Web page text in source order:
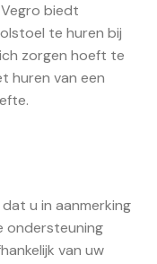
biedt
te huren bij
zorgen hoeft te
huren van een
u in aanmerking
ondersteuning
van uw